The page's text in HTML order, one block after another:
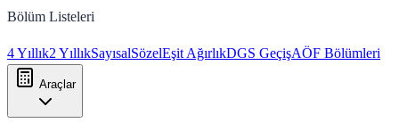
Bölüm Listeleri
4 Yıllık2 YıllıkSayısalSözelEşit AğırlıkDGS GeçişAÖF Bölümleri
Araçlar